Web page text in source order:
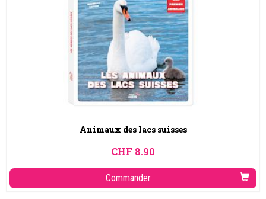
Animaux des lacs suisses
CHF 8.90
Commander